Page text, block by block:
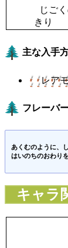
じご
きり
主な入手
レア
フレーバ
あくむのように、
はいのちのおわり
キャラ